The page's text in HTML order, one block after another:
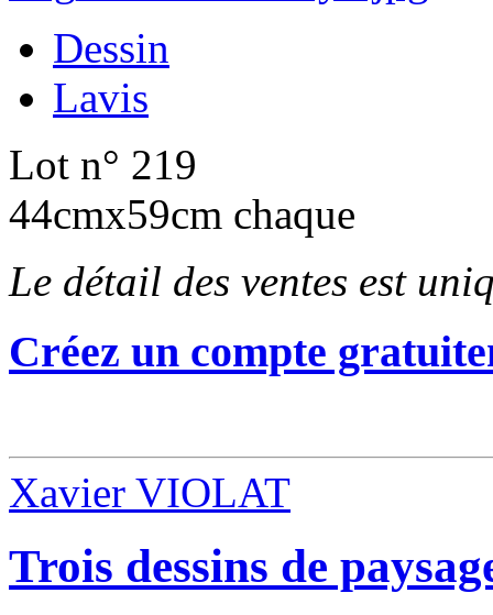
Dessin
Lavis
Lot n° 219
44cmx59cm chaque
Le détail des ventes est
Créez un compte
Xavier VIOLAT
Trois dessins de